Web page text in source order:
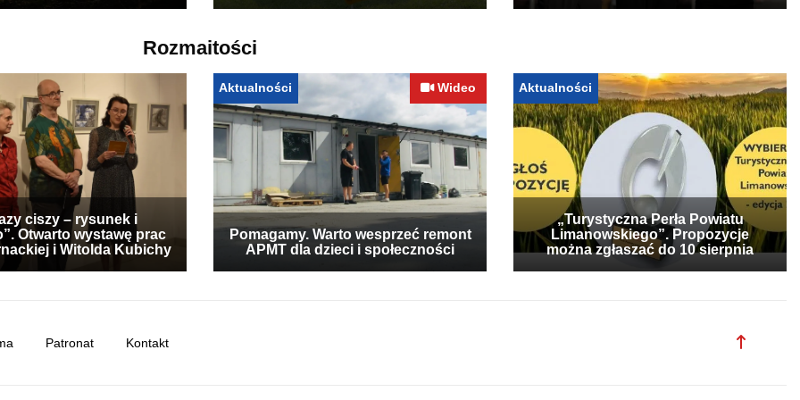
Rozmaitości
ciszy – rysunek i
Otwarto wystawę prac
i Witolda Kubichy
Aktualności Wideo
Pomagamy. Warto wesprzeć remont
APMT dla dzieci i społeczności
Aktualności
„Turystyczna Perła Powiatu
Limanowskiego”. Propozycje
można zgłaszać do 10 sierpnia
Patronat Kontakt